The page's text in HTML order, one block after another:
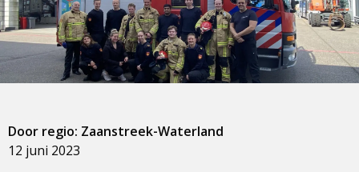
12 juni 2023
Door regio: Zaanstreek-Waterland